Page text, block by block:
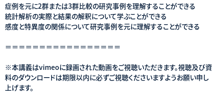
症例を元に2群または3群比較の研究事例を理解することができる
統計解析の実際と結果の解釈について学ぶことができる
感度と特異度の関係について研究事例を元に理解することができる
＝＝＝＝＝＝＝＝＝＝＝＝＝＝＝＝＝
※本講義はvimeoに録画された動画をご視聴いただきます。視聴及び資
料のダウンロードは期限以内に必ずご視聴くださいますようお願い申し
上げます。